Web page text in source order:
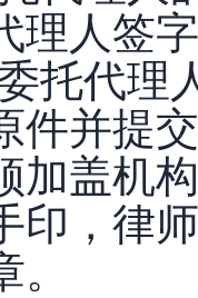
理人签
托代理
件并提
加盖机
印，律